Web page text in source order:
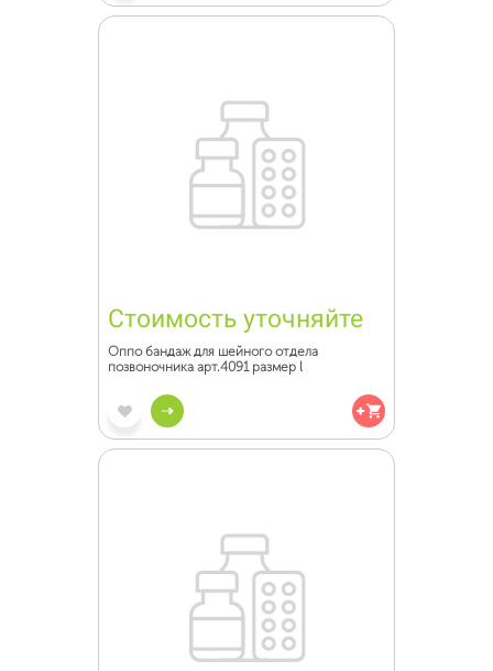
Стоимость уточняйте
Оппо бандаж для шейного отдела
позвоночника арт.4091 размер l